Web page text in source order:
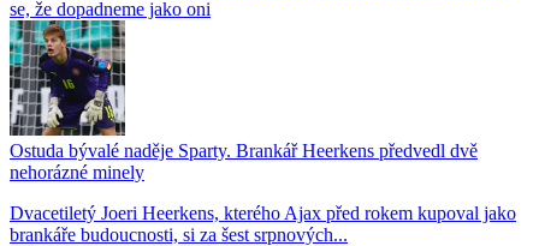
se, že dopadneme jako oni
Ostuda bývalé naděje Sparty. Brankář Heerkens předvedl dvě
nehorázné minely
Dvacetiletý Joeri Heerkens, kterého Ajax před rokem kupoval jako
brankáře budoucnosti, si za šest srpnových...